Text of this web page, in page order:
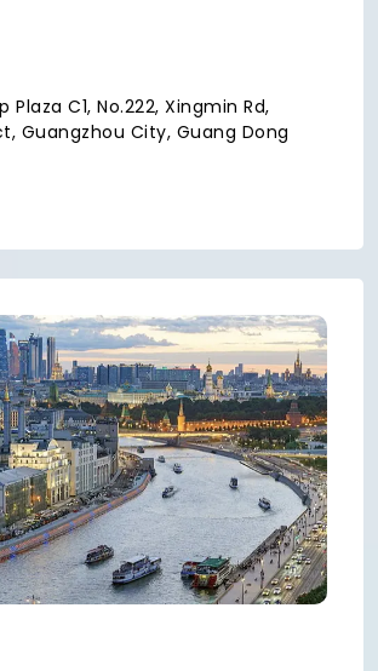
Plaza C1, No.222, Xingmin Rd,
Guangzhou City, Guang Dong